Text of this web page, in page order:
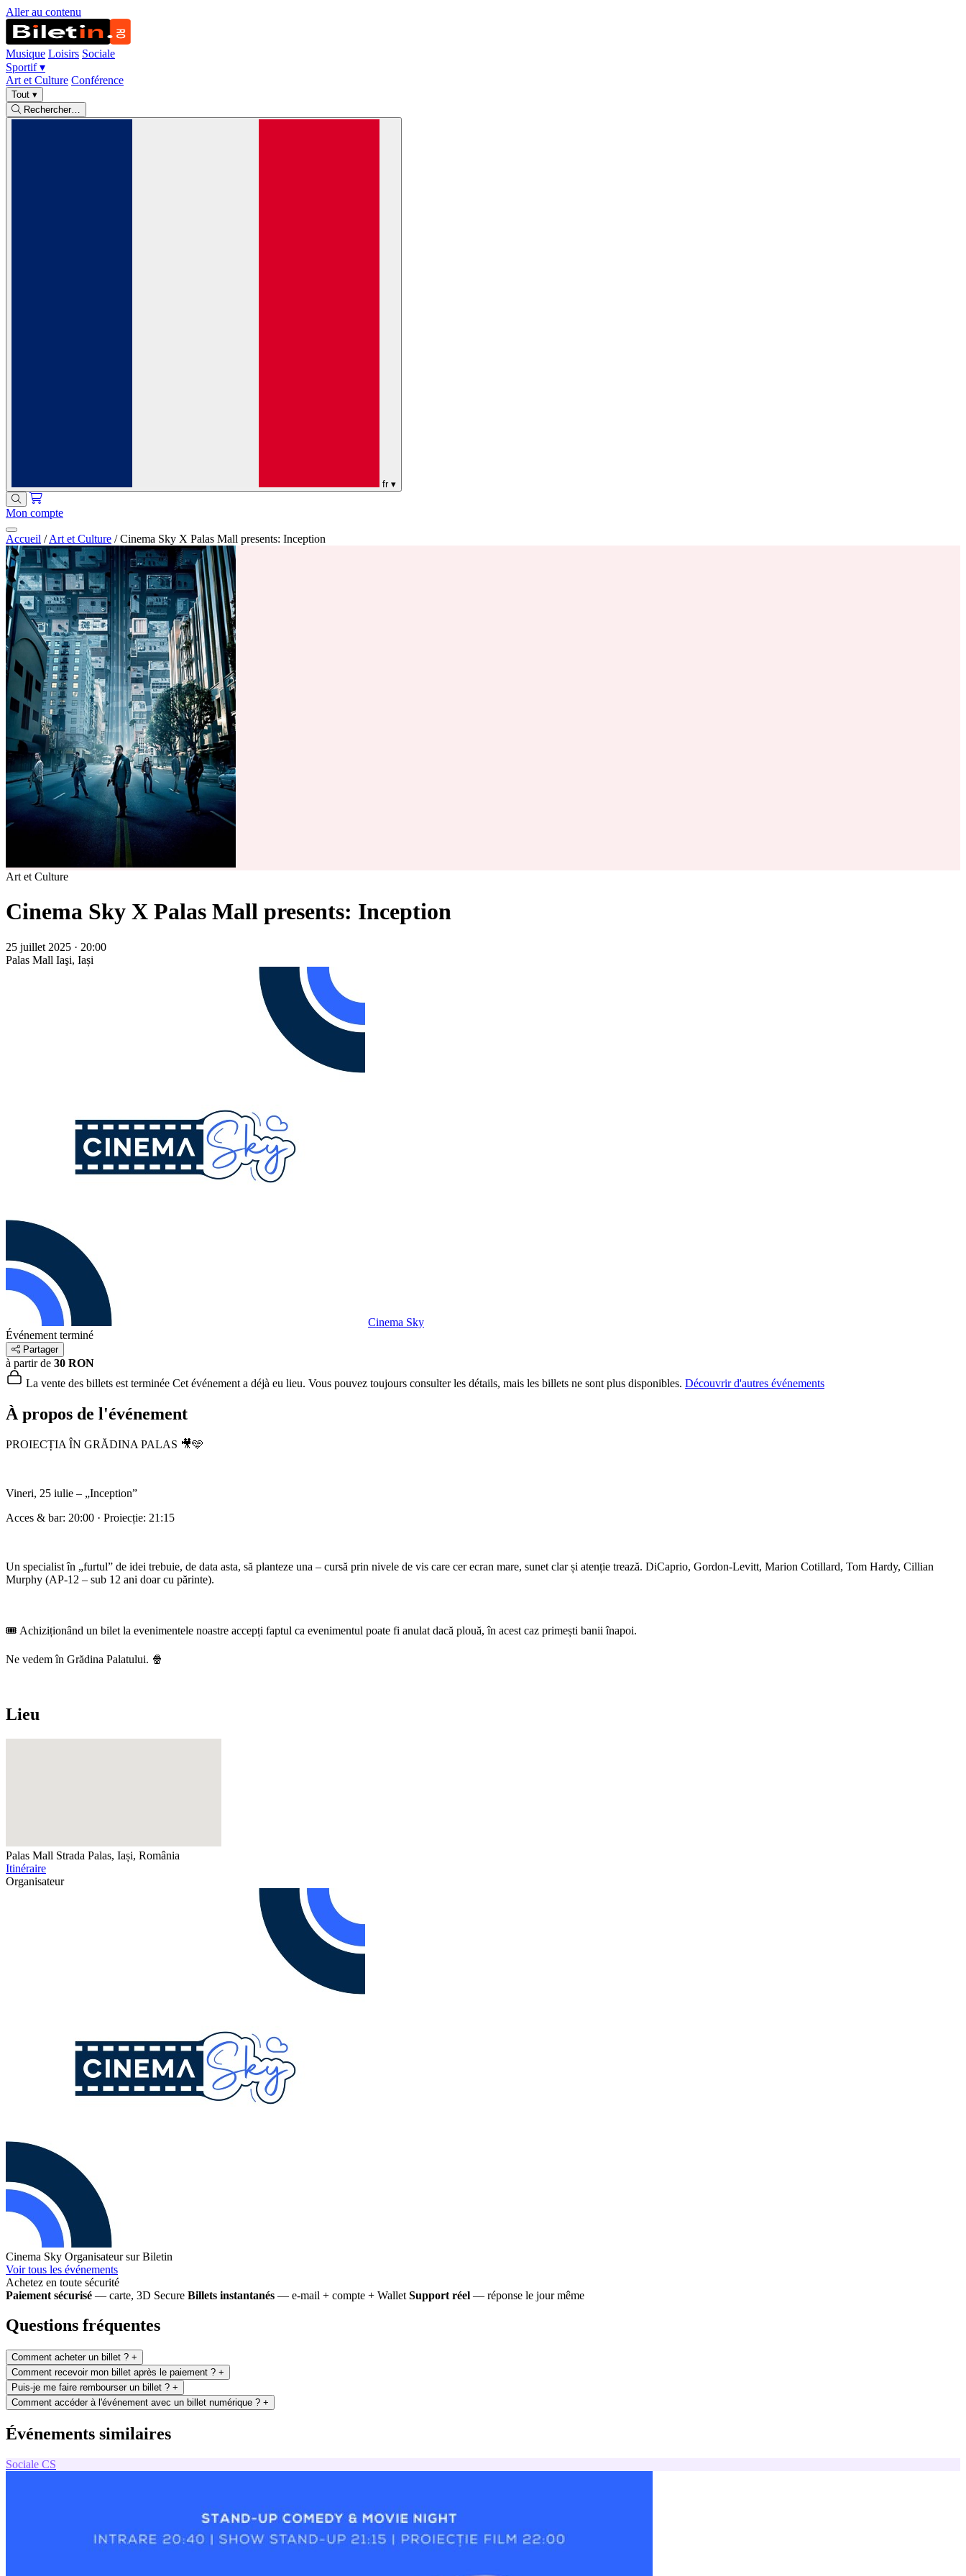
Aller au contenu
Musique Loisirs Sociale
Sportif▾
Art et Culture Conférence
Tout ▾
Rechercher…
fr ▾
Mon compte
Accueil / Art et Culture / Cinema Sky X Palas Mall presents: Inception
Art et Culture
Cinema Sky X Palas Mall presents: Inception
25 juillet 2025 · 20:00
Palas Mall Iaşi, Iași
Cinema Sky
Événement terminé
Partager
à partir de 30 RON
La vente des billets est terminée Cet événement a déjà eu lieu. Vous pouvez toujours consulter les détails, mais les billets ne sont plus disponibles. Découvrir d'autres événements
À propos de l'événement
PROIECȚIA ÎN GRĂDINA PALAS 🎥🩵
Vineri, 25 iulie – „Inception”
Acces & bar: 20:00 · Proiecție: 21:15
Un specialist în „furtul” de idei trebuie, de data asta, să planteze una – cursă prin nivele de vis care cer ecran mare, sunet clar și atenție trează. DiCaprio, Gordon-Levitt, Marion Cotillard, Tom Hardy, Cillian
Murphy (AP-12 – sub 12 ani doar cu părinte).
🎟️ Achiziționând un bilet la evenimentele noastre accepți faptul ca evenimentul poate fi anulat dacă plouă, în acest caz primești banii înapoi.
Ne vedem în Grădina Palatului. 🍿
Lieu
Palas Mall Strada Palas, Iași, România
Itinéraire
Organisateur
Cinema Sky Organisateur sur Biletin
Voir tous les événements
Achetez en toute sécurité
Paiement sécurisé — carte, 3D Secure Billets instantanés — e-mail + compte + Wallet Support réel — réponse le jour même
Questions fréquentes
Comment acheter un billet ? +
Comment recevoir mon billet après le paiement ? +
Puis-je me faire rembourser un billet ? +
Comment accéder à l'événement avec un billet numérique ? +
Événements similaires
Sociale CS